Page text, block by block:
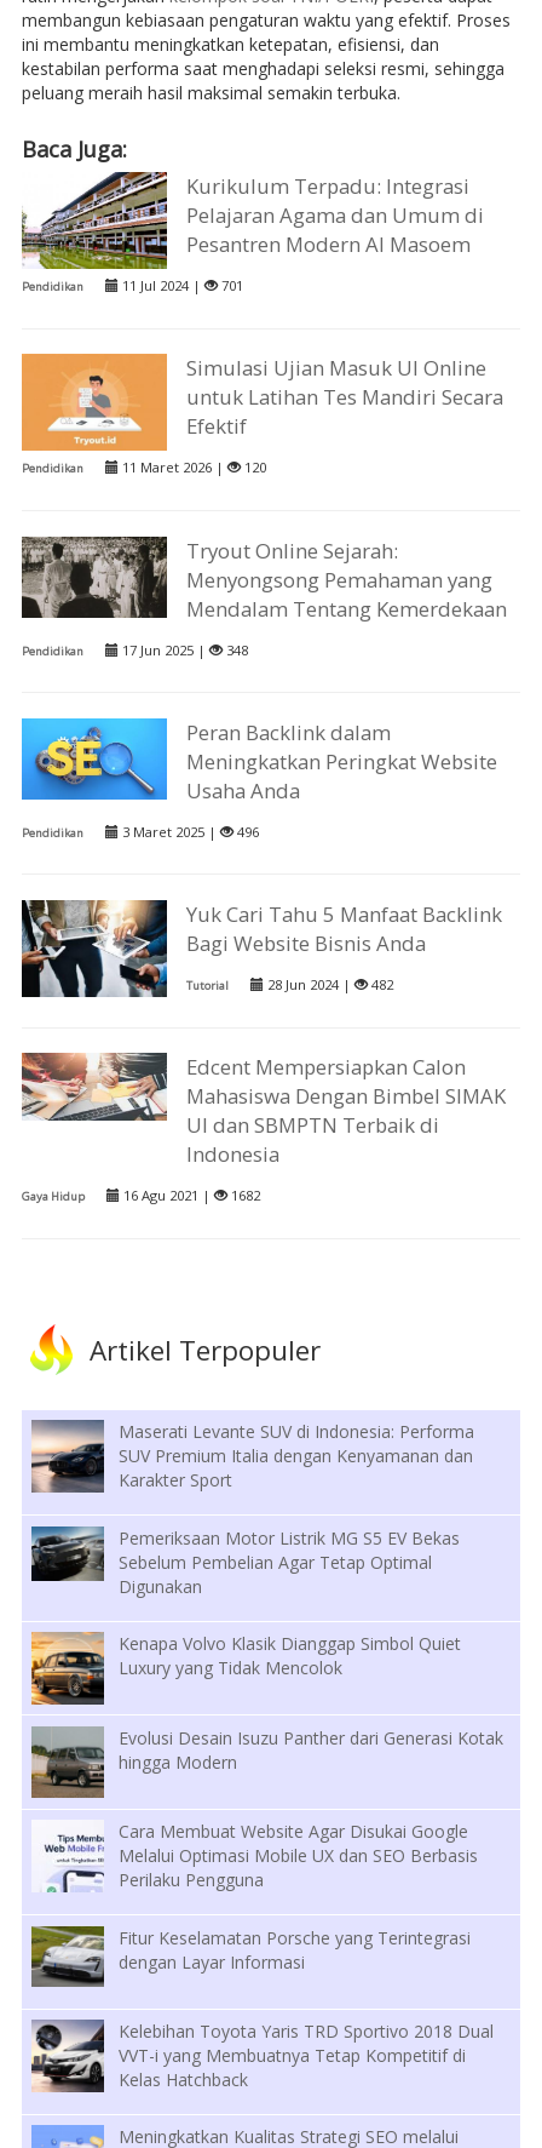
membangun kebiasaan pengaturan waktu yang efektif. Proses
ini membantu meningkatkan ketepatan, efisiensi, dan
kestabilan performa saat menghadapi seleksi resmi, sehingga
peluang meraih hasil maksimal semakin terbuka.
Baca Juga:
Kurikulum Terpadu: Integrasi
Pelajaran Agama dan Umum di
Pesantren Modern Al Masoem
Pendidikan 11 Jul 2024 | 701
Simulasi Ujian Masuk UI Online
untuk Latihan Tes Mandiri Secara
Efektif
Pendidikan 11 Maret 2026 | 120
Tryout Online Sejarah:
Menyongsong Pemahaman yang
Mendalam Tentang Kemerdekaan
Pendidikan 17 Jun 2025 | 348
Peran Backlink dalam
Meningkatkan Peringkat Website
Usaha Anda
Pendidikan 3 Maret 2025 | 496
Yuk Cari Tahu 5 Manfaat Backlink
Bagi Website Bisnis Anda
Tutorial 28 Jun 2024 | 482
Edcent Mempersiapkan Calon
Mahasiswa Dengan Bimbel SIMAK
UI dan SBMPTN Terbaik di
Indonesia
Gaya Hidup 16 Agu 2021 | 1682
Artikel Terpopuler
Maserati Levante SUV di Indonesia: Performa
SUV Premium Italia dengan Kenyamanan dan
Karakter Sport
Pemeriksaan Motor Listrik MG S5 EV Bekas
Sebelum Pembelian Agar Tetap Optimal
Digunakan
Kenapa Volvo Klasik Dianggap Simbol Quiet
Luxury yang Tidak Mencolok
Evolusi Desain Isuzu Panther dari Generasi Kotak
hingga Modern
Cara Membuat Website Agar Disukai Google
Melalui Optimasi Mobile UX dan SEO Berbasis
Perilaku Pengguna
Fitur Keselamatan Porsche yang Terintegrasi
dengan Layar Informasi
Kelebihan Toyota Yaris TRD Sportivo 2018 Dual
VVT-i yang Membuatnya Tetap Kompetitif di
Kelas Hatchback
Meningkatkan Kualitas Strategi SEO melalui